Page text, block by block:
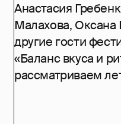
Анастасия
Малахова, Оксана
другие гости
«Баланс вкуса и
рассматриваем